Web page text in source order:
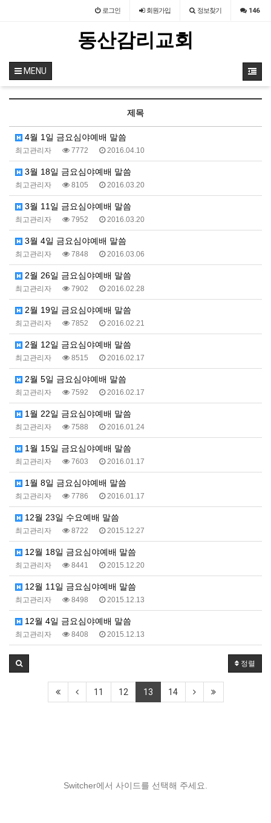
로그인 회원가입 정보찾기 146
동산감리교회
MENU
제목
4월 1일 금요심야예배 말씀
최고관리자 7772 2016.04.10
3월 18일 금요심야예배 말씀
최고관리자 8105 2016.03.20
3월 11일 금요심야예배 말씀
최고관리자 7952 2016.03.20
3월 4일 금요심야예배 말씀
최고관리자 7848 2016.03.06
2월 26일 금요심야예배 말씀
최고관리자 7902 2016.02.28
2월 19일 금요심야예배 말씀
최고관리자 7852 2016.02.21
2월 12일 금요심야예배 말씀
최고관리자 8515 2016.02.17
2월 5일 금요심야예배 말씀
최고관리자 7592 2016.02.17
1월 22일 금요심야예배 말씀
최고관리자 7588 2016.01.24
1월 15일 금요심야예배 말씀
최고관리자 7603 2016.01.17
1월 8일 금요심야예배 말씀
최고관리자 7786 2016.01.17
12월 23일 수요예배 말씀
최고관리자 8722 2015.12.27
12월 18일 금요심야예배 말씀
최고관리자 8441 2015.12.20
12월 11일 금요심야예배 말씀
최고관리자 8498 2015.12.13
12월 4일 금요심야예배 말씀
최고관리자 8408 2015.12.13
정렬
11 12 13 14
Switcher에서 사이드를 선택해 주세요.